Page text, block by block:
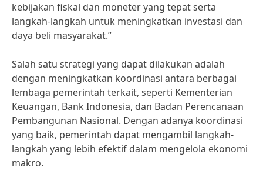
kebijakan fiskal dan moneter yang tepat serta
langkah-langkah untuk meningkatkan investasi dan
daya beli masyarakat.”
Salah satu strategi yang dapat dilakukan adalah
dengan meningkatkan koordinasi antara berbagai
lembaga pemerintah terkait, seperti Kementerian
Keuangan, Bank Indonesia, dan Badan Perencanaan
Pembangunan Nasional. Dengan adanya koordinasi
yang baik, pemerintah dapat mengambil langkah-
langkah yang lebih efektif dalam mengelola ekonomi
makro.